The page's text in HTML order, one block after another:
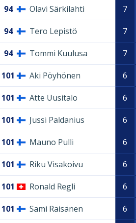
94 Olavi Särkilahti 7
94 Tero Lepistö 7
94 Tommi Kuulusa 7
101 Aki Pöyhönen 6
101 Atte Uusitalo 6
101 Jussi Paldanius 6
101 Mauno Pulli 6
101 Riku Visakoivu 6
101 Ronald Regli 6
101 Sami Räisänen 6